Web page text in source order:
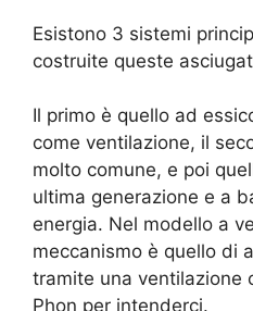
Esistono 3 sistemi
costruite queste
Il primo è quello ad
come ventilazione, il
molto comune, e poi
ultima generazione e a
energia. Nel modello a
meccanismo è quello di
tramite una ventilazione
Phon per intenderci.